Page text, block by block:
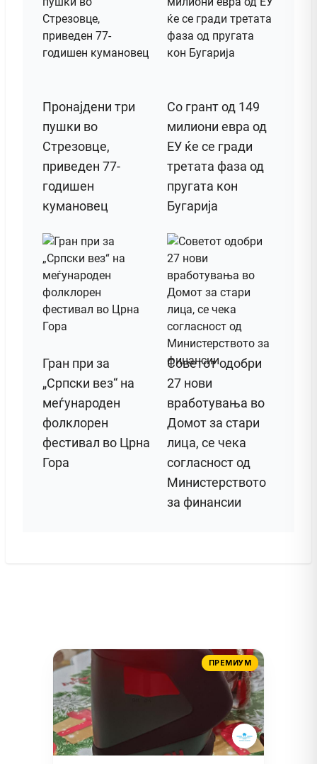
Пронајдени три
пушки во
Стрезовце,
приведен 77-
годишен
кумановец
Со грант од 149
милиони евра од
ЕУ ќе се гради
третата фаза од
пругата кон
Бугарија
Гран при за
„Српски вез“ на
меѓународен
фолклорен
фестивал во Црна
Гора
Советот одобри
27 нови
вработувања во
Домот за стари
лица, се чека
согласност од
Министерството
за финансии
ПРЕМИУМ